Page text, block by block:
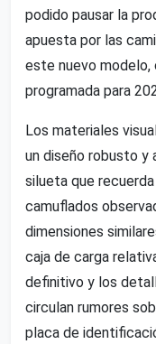
podido pausar la
apuesta por las
este nuevo
programada para
Los materiales
un diseño robusto y
silueta que
camuflados
dimensiones
caja de carga
definitivo y los
circulan rumores
placa de